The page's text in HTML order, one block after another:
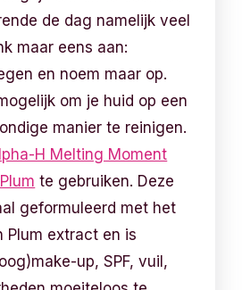
de dag namelijk veel
maar eens aan:
en noem maar op.
om je huid op een
manier te reinigen.
H Melting Moment
te gebruiken. Deze
geformuleerd met het
Plum extract en is
up, SPF, vuil,